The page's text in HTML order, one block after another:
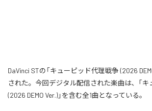
DaVinci STの「キューピッド代理戦争 (2026
された。今回デジタル配信された楽曲は、「
(2026 DEMO Ver.)」を含む全1曲となっている。